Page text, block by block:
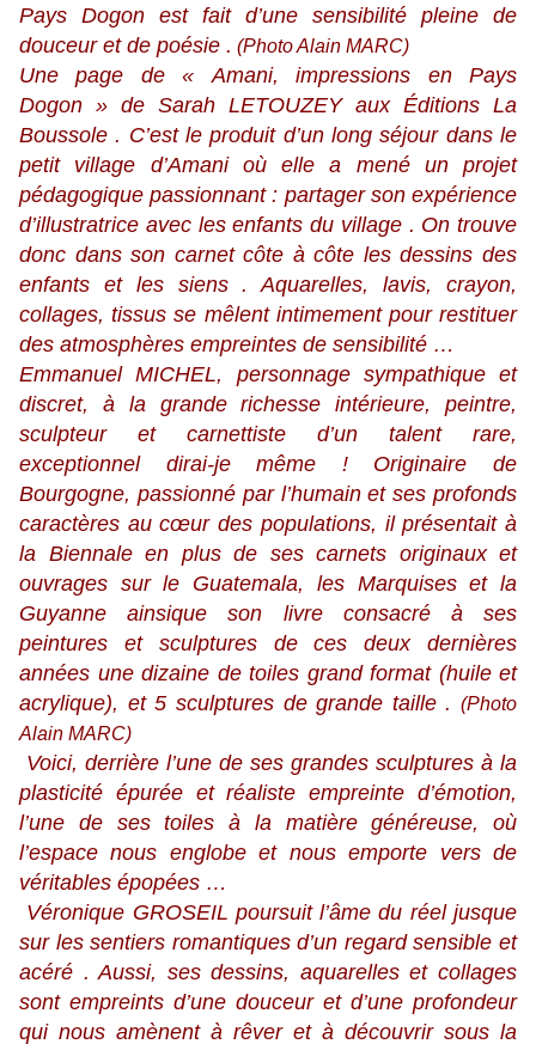
Pays Dogon est fait d’une sensibilité pleine de
douceur et de poésie . (Photo Alain MARC)
Une page de « Amani, impressions en Pays
Dogon » de Sarah LETOUZEY aux Éditions La
Boussole . C’est le produit d’un long séjour dans le
petit village d’Amani où elle a mené un projet
pédagogique passionnant : partager son expérience
d’illustratrice avec les enfants du village . On trouve
donc dans son carnet côte à côte les dessins des
enfants et les siens . Aquarelles, lavis, crayon,
collages, tissus se mêlent intimement pour restituer
des atmosphères empreintes de sensibilité …
Emmanuel MICHEL, personnage sympathique et
discret, à la grande richesse intérieure, peintre,
sculpteur et carnettiste d’un talent rare,
exceptionnel dirai-je même ! Originaire de
Bourgogne, passionné par l’humain et ses profonds
caractères au cœur des populations, il présentait à
la Biennale en plus de ses carnets originaux et
ouvrages sur le Guatemala, les Marquises et la
Guyanne ainsique son livre consacré à ses
peintures et sculptures de ces deux dernières
années une dizaine de toiles grand format (huile et
acrylique), et 5 sculptures de grande taille . (Photo
Alain MARC)
Voici, derrière l’une de ses grandes sculptures à la
plasticité épurée et réaliste empreinte d’émotion,
l’une de ses toiles à la matière généreuse, où
l’espace nous englobe et nous emporte vers de
véritables épopées …
Véronique GROSEIL poursuit l’âme du réel jusque
sur les sentiers romantiques d’un regard sensible et
acéré . Aussi, ses dessins, aquarelles et collages
sont empreints d’une douceur et d’une profondeur
qui nous amènent à rêver et à découvrir sous la